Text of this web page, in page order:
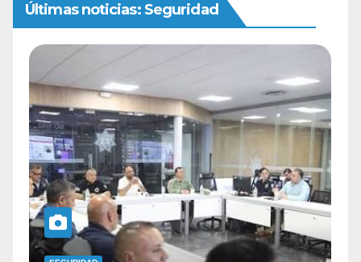
Últimas noticias: Seguridad